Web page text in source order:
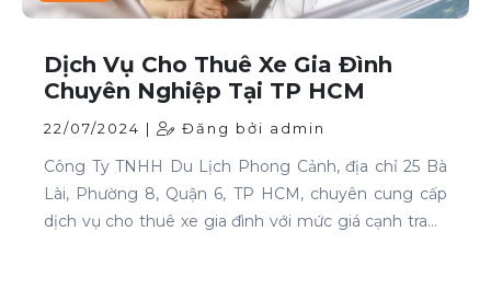
Dịch Vụ Cho Thuê Xe Gia Đình
Chuyên Nghiệp Tại TP HCM
22/07/2024 | Đăng bởi admin
Công Ty TNHH Du Lịch Phong Cảnh, địa chỉ 25 Bà
Lài, Phường 8, Quận 6, TP HCM, chuyên cung cấp
dịch vụ cho thuê xe gia đình với mức giá cạnh tranh